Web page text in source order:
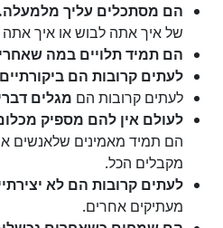
הם מסתכלים עליך מלמעלה.
של איך אתה לבוש או איך אתה
הם תמיד תלויים במה
לעתים קרובות הם
לעתים קרובות הם מגלים
לעולם אין להם מספיק
הם תמיד מאמינים שלאנשים
מקבלים הכל.
לעתים קרובות הם לא
מעתיקים אחרים.